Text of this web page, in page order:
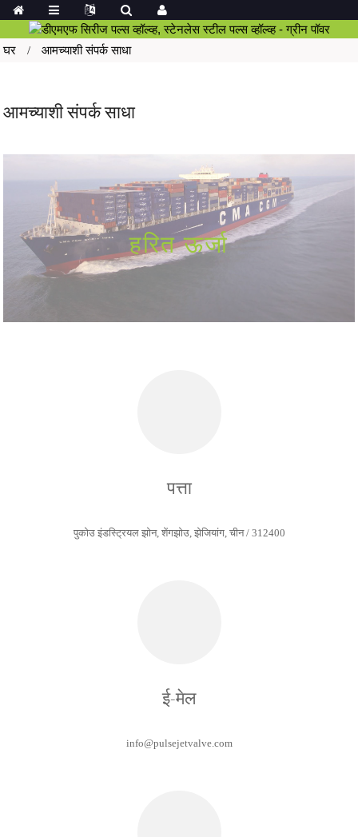
घर आमच्याशी संपर्क साधा
आमच्याशी संपर्क साधा
हरित ऊर्जा
पत्ता
पुकोउ इंडस्ट्रियल झोन, शेंगझोउ, झेजियांग, चीन / 312400
ई-मेल
info@pulsejetvalve.com